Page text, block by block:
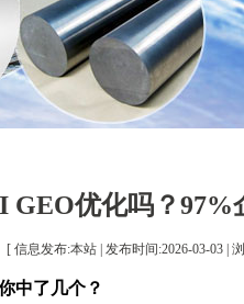
GEO优化吗？97%
[ 信息发布:本站 | 发布时间:2026-03-03 |
中了几个？